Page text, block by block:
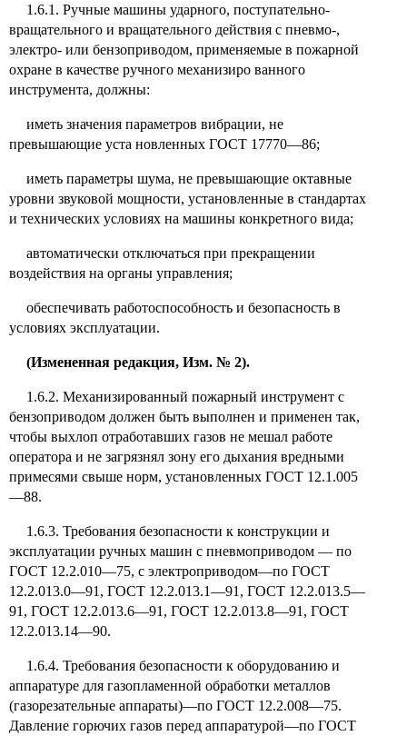
1.6.1. Ручные машины ударного, поступательно-
вращательного и вращательного действия с пневмо-,
электро- или бензоприводом, применяемые в пожарной
охране в качестве ручного механизиро ванного
инструмента, должны:
иметь значения параметров вибрации, не
превышающие уста новленных ГОСТ 17770—86;
иметь параметры шума, не превышающие октавные
уровни звуковой мощности, установленные в стандартах
и технических условиях на машины конкретного вида;
автоматически отключаться при прекращении
воздействия на органы управления;
обеспечивать работоспособность и безопасность в
условиях эксплуатации.
(Измененная редакция, Изм. № 2).
1.6.2. Механизированный пожарный инструмент с
бензоприводом должен быть выполнен и применен так,
чтобы выхлоп отработавших газов не мешал работе
оператора и не загрязнял зону его дыхания вредными
примесями свыше норм, установленных ГОСТ 12.1.005
—88.
1.6.3. Требования безопасности к конструкции и
эксплуатации ручных машин с пневмоприводом — по
ГОСТ 12.2.010—75, с электроприводом—по ГОСТ
12.2.013.0—91, ГОСТ 12.2.013.1—91, ГОСТ 12.2.013.5—
91, ГОСТ 12.2.013.6—91, ГОСТ 12.2.013.8—91, ГОСТ
12.2.013.14—90.
1.6.4. Требования безопасности к оборудованию и
аппаратуре для газопламенной обработки металлов
(газорезательные аппараты)—по ГОСТ 12.2.008—75.
Давление горючих газов перед аппаратурой—по ГОСТ